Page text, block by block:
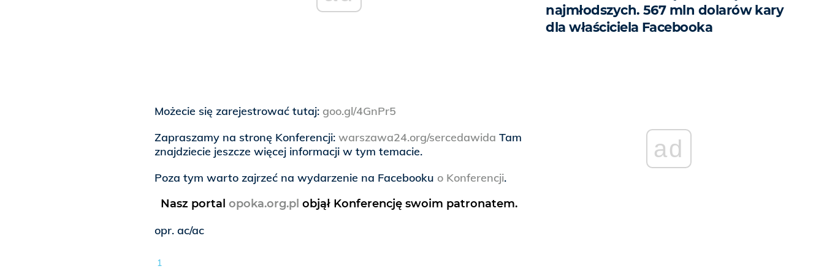
Możecie się zarejestrować tutaj: goo.gl/4GnPr5
Zapraszamy na stronę Konferencji: warszawa24.org/sercedawida Tam
znajdziecie jeszcze więcej informacji w tym temacie.
Poza tym warto zajrzeć na wydarzenie na Facebooku o Konferencji.
Nasz portal opoka.org.pl objął Konferencję swoim patronatem.
opr. ac/ac
1
najmłodszych. 567 mln dolarów kary
dla właściciela Facebooka
ad